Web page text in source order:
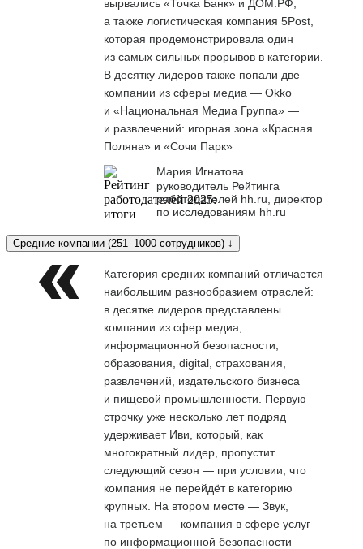
вырвались «Точка Банк» и ДОМ.РФ,
а также логистическая компания 5Post,
которая продемонстрировала один
из самых сильных прорывов в категории.
В десятку лидеров также попали две
компании из сферы медиа — Okko
и «Национальная Медиа Группа» —
и развлечений: игорная зона «Красная
Поляна» и «Сочи Парк»
Мария Игнатова
руководитель Рейтинга
работодателей hh.ru, директор
по исследованиям hh.ru
Средние компании (251–1000 сотрудников) ↓
Категория средних компаний отличается
наибольшим разнообразием отраслей:
в десятке лидеров представлены
компании из сфер медиа,
информационной безопасности,
образования, digital, страхования,
развлечений, издательского бизнеса
и пищевой промышленности. Первую
строчку уже несколько лет подряд
удерживает Иви, который, как
многократный лидер, пропустит
следующий сезон — при условии, что
компания не перейдёт в категорию
крупных. На втором месте — Звук,
на третьем — компания в сфере услуг
по информационной безопасности